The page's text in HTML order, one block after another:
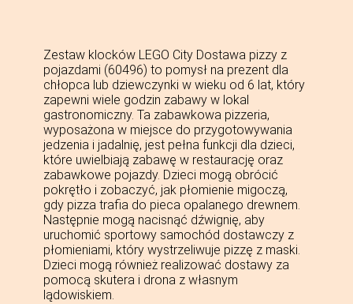
Zestaw klocków LEGO City Dostawa pizzy z
pojazdami (60496) to pomysł na prezent dla
chłopca lub dziewczynki w wieku od 6 lat, który
zapewni wiele godzin zabawy w lokal
gastronomiczny. Ta zabawkowa pizzeria,
wyposażona w miejsce do przygotowywania
jedzenia i jadalnię, jest pełna funkcji dla dzieci,
które uwielbiają zabawę w restaurację oraz
zabawkowe pojazdy. Dzieci mogą obrócić
pokrętło i zobaczyć, jak płomienie migoczą,
gdy pizza trafia do pieca opalanego drewnem.
Następnie mogą nacisnąć dźwignię, aby
uruchomić sportowy samochód dostawczy z
płomieniami, który wystrzeliwuje pizzę z maski.
Dzieci mogą również realizować dostawy za
pomocą skutera i drona z własnym
lądowiskiem.